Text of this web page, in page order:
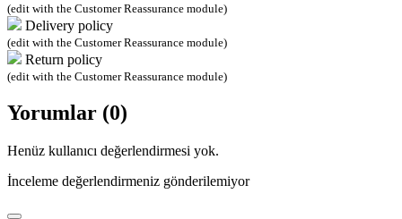
(edit with the Customer Reassurance module)
Delivery policy
(edit with the Customer Reassurance module)
Return policy
(edit with the Customer Reassurance module)
Yorumlar (0)
Henüz kullanıcı değerlendirmesi yok.
İnceleme değerlendirmeniz gönderilemiyor